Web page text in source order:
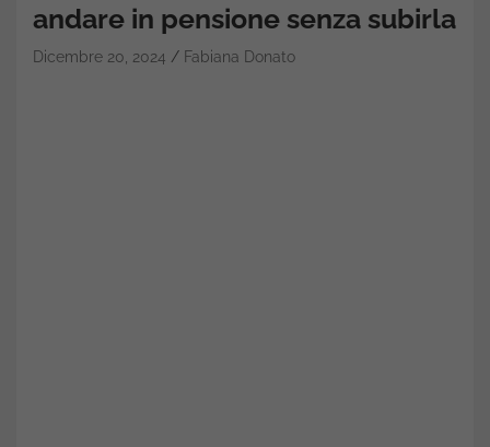
andare in pensione senza subirla
Dicembre 20, 2024 Fabiana Donato